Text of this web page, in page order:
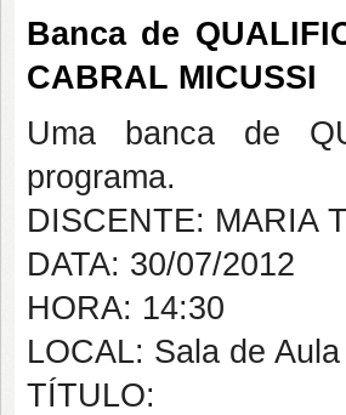
Banca de
CABRAL MICUSSI
Uma banca de
programa.
DISCENTE: MARIA
DATA: 30/07/2012
HORA: 14:30
LOCAL: Sala de
TÍTULO: